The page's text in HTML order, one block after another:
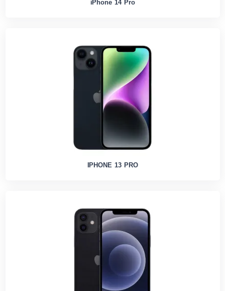
iPhone 14 Pro
IPHONE 13 PRO